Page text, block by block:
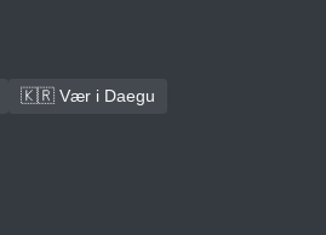
🇰🇷 Vær i Daegu